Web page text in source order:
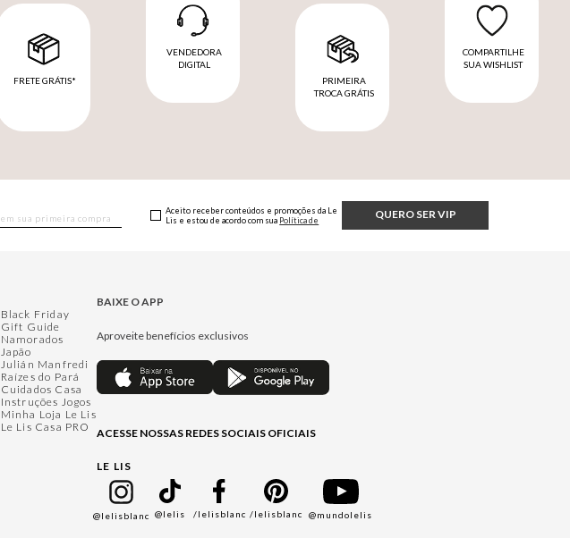
FRETE GRÁTIS*
VENDEDORA
DIGITAL
PRIMEIRA
TROCA GRÁTIS
COMPARTILHE
SUA WISHLIST
QUERO SER VIP
Aceito receber conteúdos e promoções da Le
Lis e estou de acordo com sua Política de
Black Friday
Gift Guide
Namorados
Japão
Julián Manfredi
Raízes do Pará
Cuidados Casa
Instruções Jogos
Minha Loja Le Lis
Le Lis Casa PRO
BAIXE O APP
Aproveite benefícios exclusivos
ACESSE NOSSAS REDES SOCIAIS OFICIAIS
LE LIS
@lelisblanc @lelis /lelisblanc /lelisblanc @mundolelis